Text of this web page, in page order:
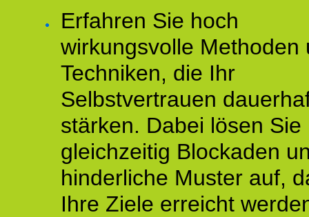
Erfahren Sie hoch
wirkungsvolle Methoden
Techniken, die Ihr
Selbstvertrauen
stärken. Dabei lösen Sie
gleichzeitig Blockaden
hinderliche Muster auf,
Ihre Ziele erreicht